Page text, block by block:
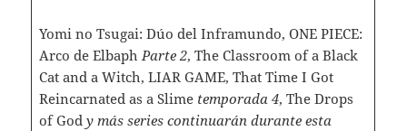
Yomi no Tsugai: Dúo del Inframundo, ONE PIECE:
Arco de Elbaph Parte 2, The Classroom of a Black
Cat and a Witch, LIAR GAME, That Time I Got
Reincarnated as a Slime temporada 4, The Drops
of God y más series continuarán durante esta